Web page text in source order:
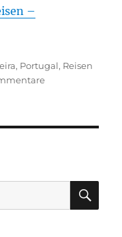
–
, Portugal, Reisen
zu
mit
Seilbahn